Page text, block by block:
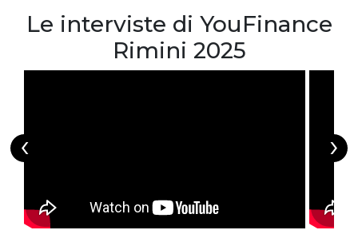
Le interviste di YouFinance
Rimini 2025
‹ ›